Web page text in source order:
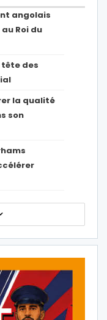
angolais
Roi du
tête des
la qualité
son